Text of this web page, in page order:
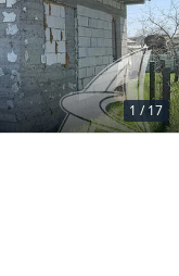
1 / 17